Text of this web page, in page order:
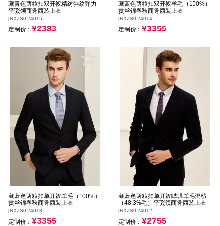
藏青色两粒扣双开衩精纺斜纹弹力
平驳领商务西装上衣
[NXZS0-24015]
定制价： ¥2383
藏蓝色两粒扣双开衩羊毛（100%）
贡丝锦春秋商务西装上衣
[NXZS0-24014]
定制价： ¥3355
藏蓝色两粒扣单开衩羊毛（100%）
贡丝锦春秋商务西装上衣
[NXZS0-24013]
定制价： ¥3355
藏蓝色两粒扣单开衩哔叽羊毛混纺
（48.3%毛）平驳领商务西装上衣
[NXZS0-24012]
定制价： ¥2755